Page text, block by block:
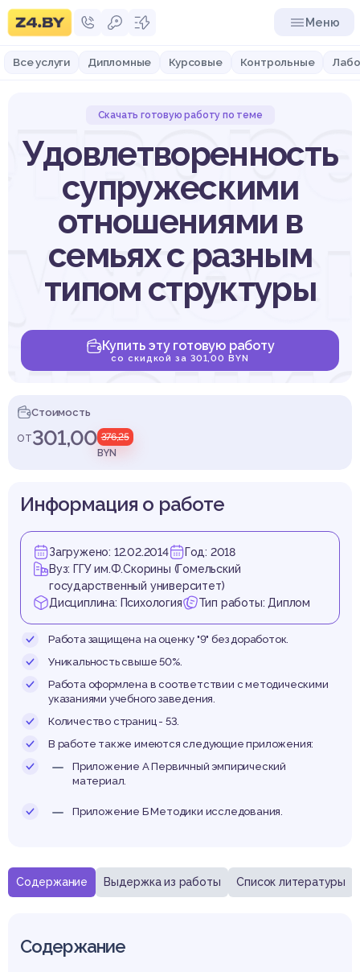
Меню
Все услуги Дипломные Курсовые Контрольные
Скачать готовую работу по теме
Удовлетворенность
супружескими
отношениями в
семьях с разным
типом структуры
Купить эту готовую работу
со скидкой за 301,00 BYN
с
Стоимость
от301,00 376,25
BYN
Содержание Выдержка из работы Список литературы
Содержание
Информация о работе
Загружено: 12.02.2014
Год: 2018
Вуз: ГГУ им.Ф.Скорины (Гомельский
государственный университет)
Дисциплина: Психология
Тип работы: Диплом
Работа защищена на оценку "9" без доработок.
Уникальность свыше 50%.
Работа оформлена в соответствии с методическими
указаниями учебного заведения.
Количество страниц - 53.
В работе также имеются следующие приложения:
Приложение А Первичный эмпирический
материал.
Приложение Б Методики исследования.